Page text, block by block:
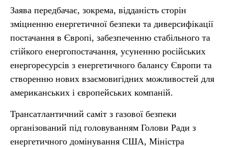
Заява передбачає, зокрема, відданість сторін
зміцненню енергетичної безпеки та диверсифікації
постачання в Європі, забезпеченню стабільного та
стійкого енергопостачання, усуненню російських
енергоресурсів з енергетичного балансу Європи та
створенню нових взаємовигідних можливостей для
американських і європейських компаній.
Трансатлантичний саміт з газової безпеки
організований під головуванням Голови Ради з
енергетичного домінування США, Міністра